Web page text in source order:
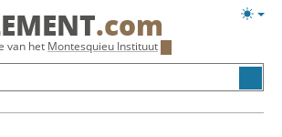
.com
van het Montesquieu Instituut